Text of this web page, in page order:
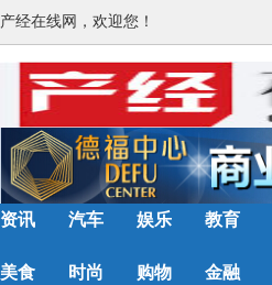
产经在线网，欢迎您！
资讯 汽车 娱乐 教育
美食 时尚 购物 金融